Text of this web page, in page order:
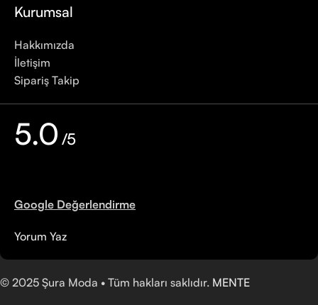
Kurumsal
Hakkımızda
İletişim
Sipariş Takip
5.0 /5
Google Değerlendirme
Yorum Yaz
© 2025 Şura Moda • Tüm hakları saklıdır. MENTE